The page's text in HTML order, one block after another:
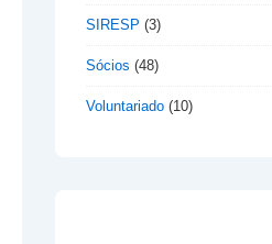
SIRESP (3)
Sócios (48)
Voluntariado (10)